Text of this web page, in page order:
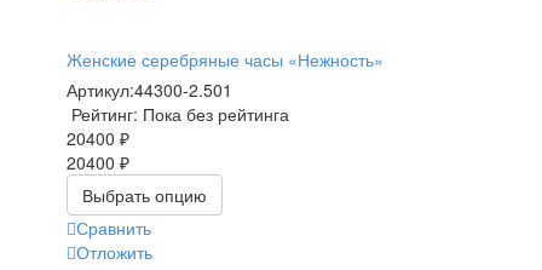
Женские серебряные часы «Нежность»
Артикул:44300-2.501
Рейтинг: Пока без рейтинга
20400 ₽
20400 ₽
Выбрать опцию
Сравнить
Отложить